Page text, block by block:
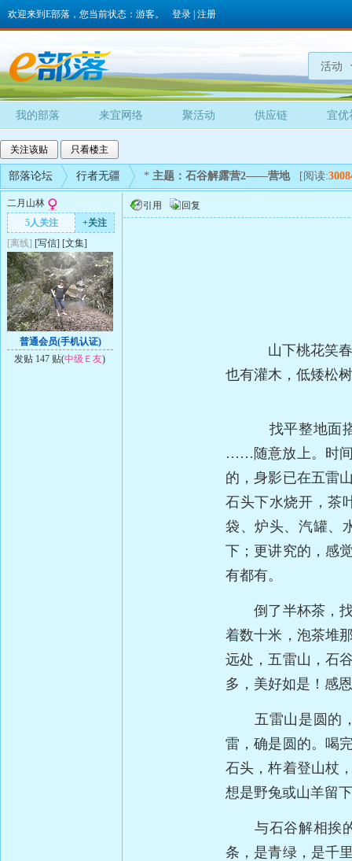
欢迎来到E部落，您当前状态：游客。 登录 注册
活动
我的部落 来宜网络 聚活动 供应链 宜优
关注该贴 只看楼主
部落论坛 行者无疆 * 主题：石谷解露营2——营地 [阅读:
二月山林
5人关注
+关注
[离线] [写信] [文集]
普通会员(手机认证)
发贴 147 贴(中级Ｅ友)
引用 回复
山下桃花笑
也有灌木，低矮松
找平整地面搭帐
…… 随意放上。时
的，身影已在五雷
石头下水烧开，茶
袋、炉头、汽罐、
下；更讲究的，感
有都有。
倒了半杯茶，找
着数十米，泡茶堆
远处，五雷山，石
多，美好如是！感
五雷山是圆的，
雷，确是圆的。喝
石头，杵着登山杖
想是野兔或山羊留
与石谷解相挨的
条，是青绿，是千